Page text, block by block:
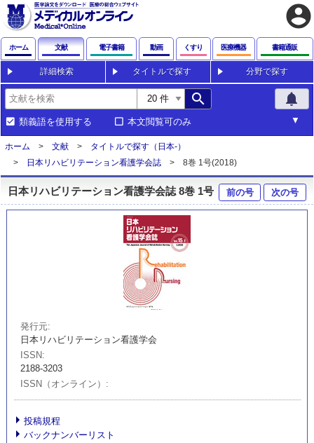
account_circle
ホーム 文献 電子書籍 動画 くすり 医療機器 書籍通販
詳細検索 タイトルで探す 分野で探す
search notifications
類義語を使用する 本文閲覧可のみ
ホーム 文献
タイトルで探す（日本-）
日本リハビリテーション看護学会誌
8巻 1号(2018)
日本リハビリテーション看護学会誌 8巻 1号 前の号 次の号
発行元
日本リハビリテーション看護学会
ISSN
2188-3203
ISSN（オンライン）
投稿規程
バックナンバーリスト